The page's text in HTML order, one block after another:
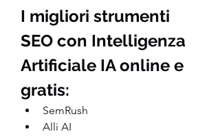
I migliori strumenti
SEO con Intelligenza
Artificiale IA online e
gratis:
SemRush
Alli AI